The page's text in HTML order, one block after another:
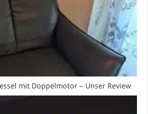
mit Doppelmotor – Unser Review